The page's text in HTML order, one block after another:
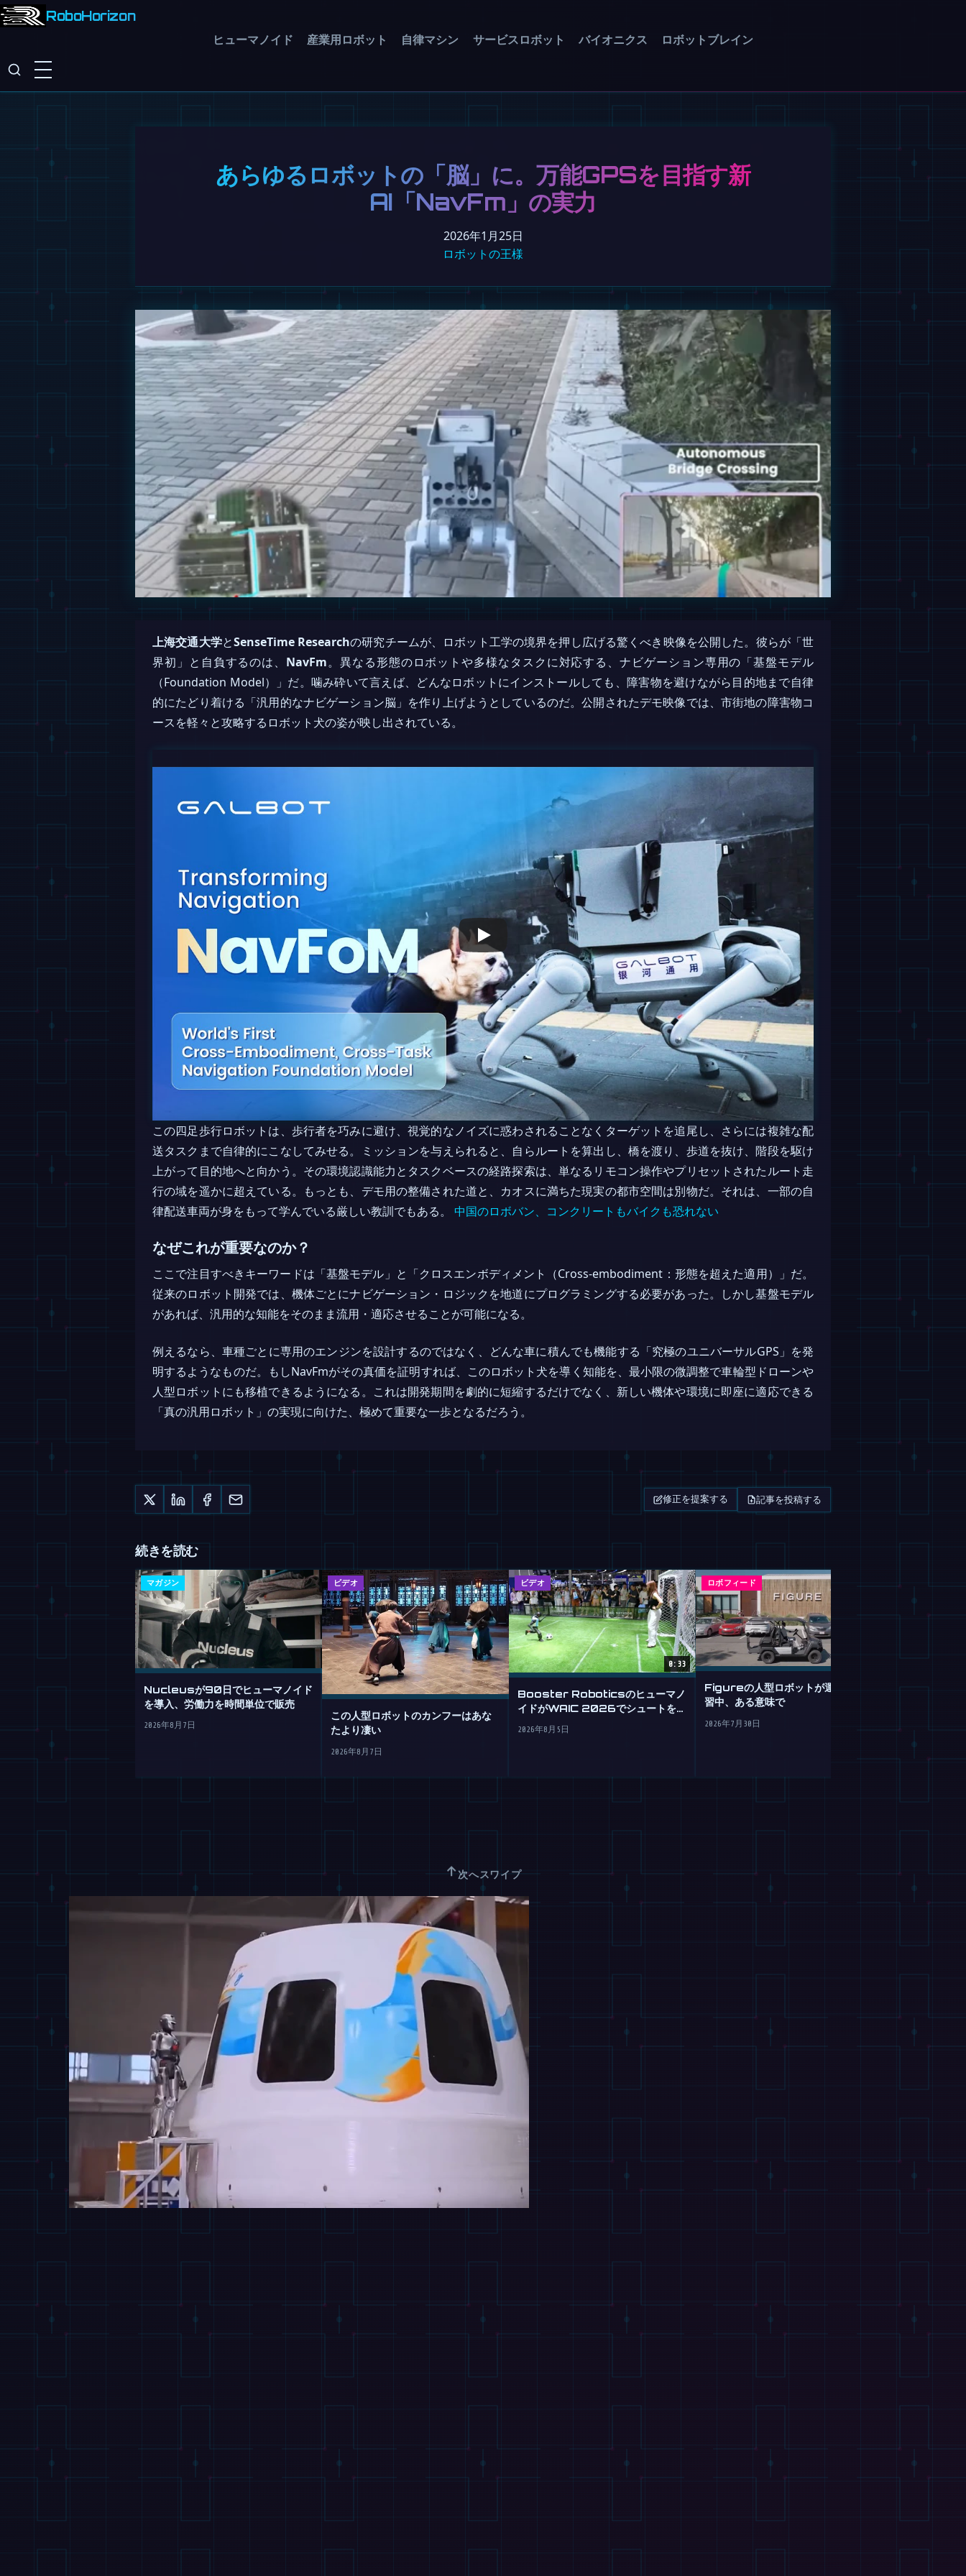
RoboHorizon
ヒューマノイド 産業用ロボット 自律マシン サービスロボット バイオニクス ロボットブレイン
あらゆるロボットの「脳」に。万能GPSを目指す新
AI「NavFm」の実力
2026年1月25日
ロボットの王様
上海交通大学とSenseTime Researchの研究チームが、ロボット工学の境界を押し広げる驚くべき映像を公開した。彼らが「世
界初」と自負するのは、 NavFm。異なる形態のロボットや多様なタスクに対応する、ナビゲーション専用の「基盤モデル
（Foundation Model）」だ。噛み砕いて言えば、どんなロボットにインストールしても、障害物を避けながら目的地まで自律
的にたどり着ける「汎用的なナビゲーション脳」を作り上げようとしているのだ。公開されたデモ映像では、市街地の障害物コ
ースを軽々と攻略するロボット犬の姿が映し出されている。
この四足歩行ロボットは、歩行者を巧みに避け、視覚的なノイズに惑わされることなくターゲットを追尾し、さらには複雑な配
送タスクまで自律的にこなしてみせる。ミッションを与えられると、自らルートを算出し、橋を渡り、歩道を抜け、階段を駆け
上がって目的地へと向かう。その環境認識能力とタスクベースの経路探索は、単なるリモコン操作やプリセットされたルート走
行の域を遥かに超えている。もっとも、デモ用の整備された道と、カオスに満ちた現実の都市空間は別物だ。それは、一部の自
律配送車両が身をもって学んでいる厳しい教訓でもある。 中国のロボバン、コンクリートもバイクも恐れない
なぜこれが重要なのか？
ここで注目すべきキーワードは「基盤モデル」と「クロスエンボディメント（Cross-embodiment：形態を超えた適用）」だ。
従来のロボット開発では、機体ごとにナビゲーション・ロジックを地道にプログラミングする必要があった。しかし基盤モデル
があれば、汎用的な知能をそのまま流用・適応させることが可能になる。
例えるなら、車種ごとに専用のエンジンを設計するのではなく、どんな車に積んでも機能する「究極のユニバーサルGPS」を発
明するようなものだ。もしNavFmがその真価を証明すれば、このロボット犬を導く知能を、最小限の微調整で車輪型ドローンや
人型ロボットにも移植できるようになる。これは開発期間を劇的に短縮するだけでなく、新しい機体や環境に即座に適応できる
「真の汎用ロボット」の実現に向けた、極めて重要な一歩となるだろう。
修正を提案する 記事を投稿する
続きを読む
マガジン
Nucleusが90日でヒューマノイド
を導入、労働力を時間単位で販売
2026年8月7日
ビデオ
この人型ロボットのカンフーはあな
たより凄い
2026年8月7日
ビデオ
0:33
Booster Roboticsのヒューマノ
イドがWAIC 2026でシュートを決
める
2026年8月5日
ロボフィード
Figureの人型ロボットが運転を学
習中、ある意味で
2026年7月30日
2026年7月30日
↑次へスワイプ